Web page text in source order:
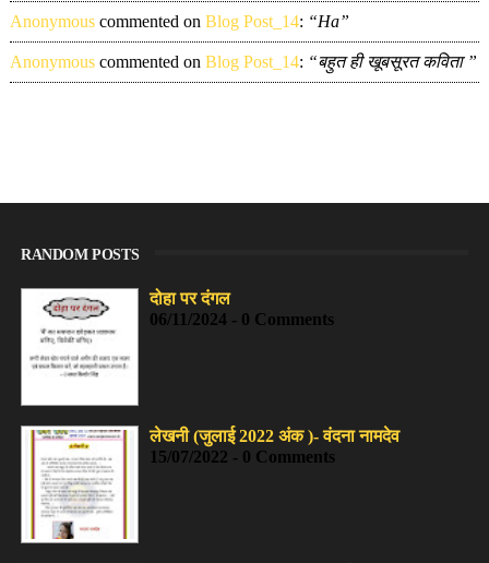
Anonymouscommented on Blog Post_14: “Ha”
Anonymouscommented on Blog Post_14: “बहुत ही खूबसूरत कविता ”
RANDOM POSTS
दोहा पर दंगल
06/11/2024 - 0 Comments
लेखनी (जुलाई 2022 अंक )- वंदना नामदेव
15/07/2022 - 0 Comments